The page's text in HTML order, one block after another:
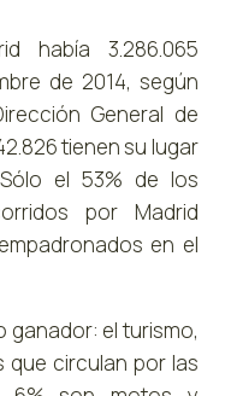
había 3.286.065
de 2014, según
General de
tienen su lugar
el 53% de los
por Madrid
en el
ganador: el turismo,
que circulan por las